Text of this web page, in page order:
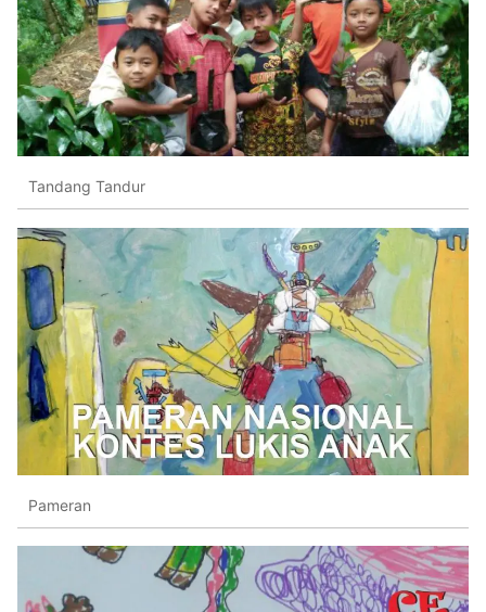
Tandang Tandur
Pameran